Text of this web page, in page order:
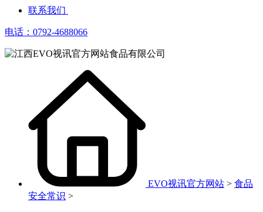
联系我们
电话：0792-4688066
EVO视讯官方网站 > 食品
安全常识 >